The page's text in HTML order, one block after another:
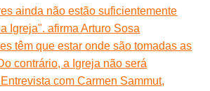
ainda não estão suficientemente
Igreja". afirma Arturo Sosa
têm que estar onde são tomadas as
contrário, a Igreja não será
com Carmen Sammut,